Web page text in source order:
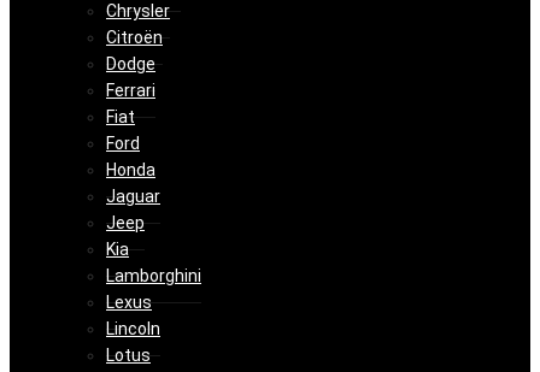
Chrysler
Citroën
Dodge
Ferrari
Fiat
Ford
Honda
Jaguar
Jeep
Kia
Lamborghini
Lexus
Lincoln
Lotus